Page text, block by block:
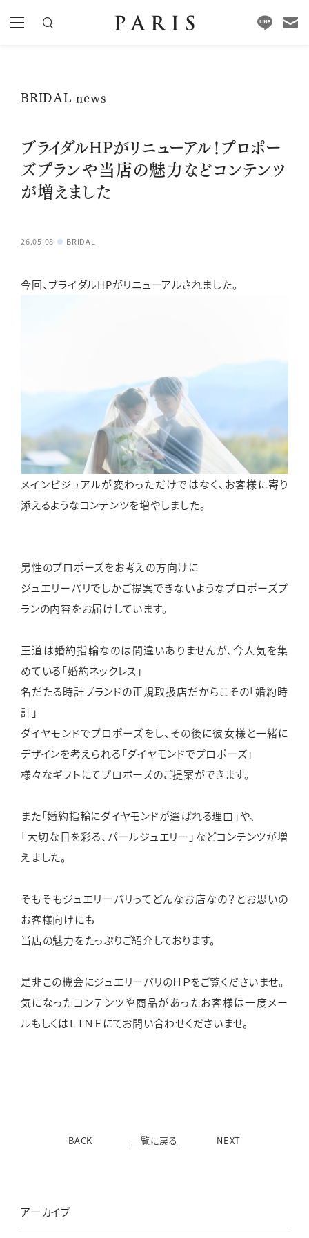
BRIDAL news
ブライダルHPがリニューアル！プロポー
ズプランや当店の魅力などコンテンツ
が増えました
26.05.08 BRIDAL
今回、ブライダルHPがリニューアルされました。
メインビジュアルが変わっただけではなく、お客様に寄り
添えるようなコンテンツを増やしました。
男性のプロポーズをお考えの方向けに
ジュエリーパリでしかご提案できないようなプロポーズプ
ランの内容をお届けしています。
王道は婚約指輪なのは間違いありませんが、今人気を集
めている「婚約ネックレス」
名だたる時計ブランドの正規取扱店だからこその「婚約時
計」
ダイヤモンドでプロポーズをし、その後に彼女様と一緒に
デザインを考えられる「ダイヤモンドでプロポーズ」
様々なギフトにてプロポーズのご提案ができます。
また「婚約指輪にダイヤモンドが選ばれる理由」や、
「大切な日を彩る、パールジュエリー」などコンテンツが増
えました。
そもそもジュエリーパリってどんなお店なの？とお思いの
お客様向けにも
当店の魅力をたっぷりご紹介しております。
是非この機会にジュエリーパリのＨＰをご覧くださいませ。
気になったコンテンツや商品があったお客様は一度メー
ルもしくはＬＩＮＥにてお問い合わせくださいませ。
BACK 一覧に戻る NEXT
アーカイブ